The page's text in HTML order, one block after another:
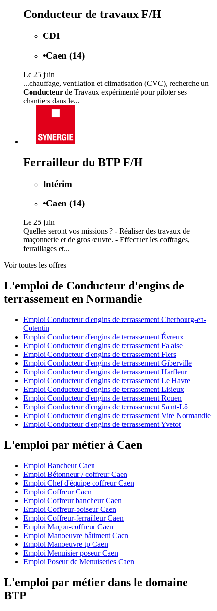
Conducteur de travaux F/H
CDI
•Caen (14)
Le 25 juin
...chauffage, ventilation et climatisation (CVC), recherche un
Conducteur de Travaux expérimenté pour piloter ses
chantiers dans le...
Ferrailleur du BTP F/H
Intérim
•Caen (14)
Le 25 juin
Quelles seront vos missions ? - Réaliser des travaux de
maçonnerie et de gros œuvre. - Effectuer les coffrages,
ferraillages et...
Voir toutes les offres
L'emploi de Conducteur d'engins de
terrassement en Normandie
Emploi Conducteur d'engins de terrassement Cherbourg-en-
Cotentin
Emploi Conducteur d'engins de terrassement Évreux
Emploi Conducteur d'engins de terrassement Falaise
Emploi Conducteur d'engins de terrassement Flers
Emploi Conducteur d'engins de terrassement Giberville
Emploi Conducteur d'engins de terrassement Harfleur
Emploi Conducteur d'engins de terrassement Le Havre
Emploi Conducteur d'engins de terrassement Lisieux
Emploi Conducteur d'engins de terrassement Rouen
Emploi Conducteur d'engins de terrassement Saint-Lô
Emploi Conducteur d'engins de terrassement Vire Normandie
Emploi Conducteur d'engins de terrassement Yvetot
L'emploi par métier à Caen
Emploi Bancheur Caen
Emploi Bétonneur / coffreur Caen
Emploi Chef d'équipe coffreur Caen
Emploi Coffreur Caen
Emploi Coffreur bancheur Caen
Emploi Coffreur-boiseur Caen
Emploi Coffreur-ferrailleur Caen
Emploi Maçon-coffreur Caen
Emploi Manoeuvre bâtiment Caen
Emploi Manoeuvre tp Caen
Emploi Menuisier poseur Caen
Emploi Poseur de Menuiseries Caen
L'emploi par métier dans le domaine
BTP